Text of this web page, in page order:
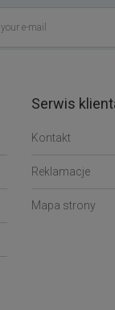
Serwis
Kontakt
Reklamacje
Mapa strony